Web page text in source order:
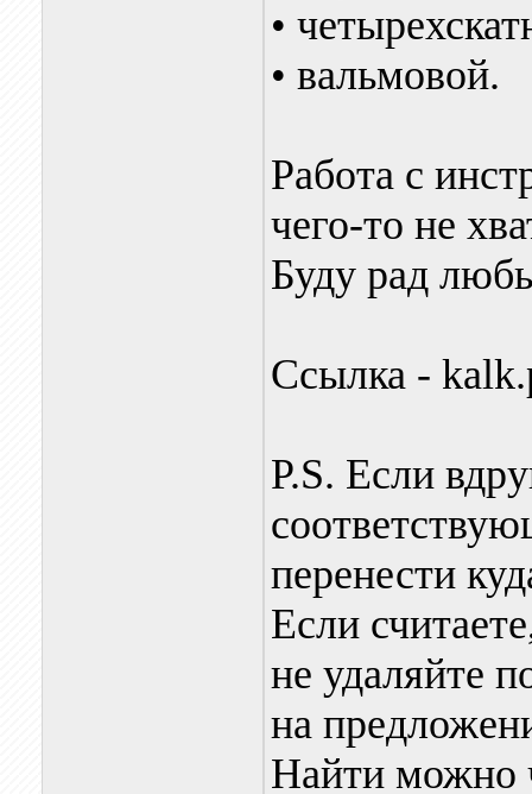
•
• вальмовой.
Работа с
чего-то не
Буду рад
Ссылка -
P.S. Если
перенести
Если
не удаляйте
на
Найти можно